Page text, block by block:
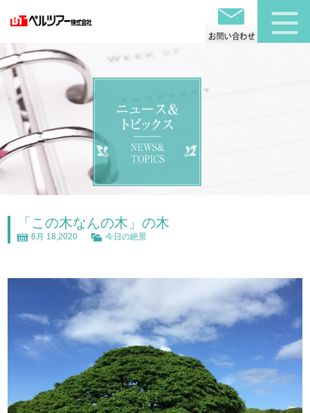
「この木なんの木」の木
6月 18,2020 今日の絶景